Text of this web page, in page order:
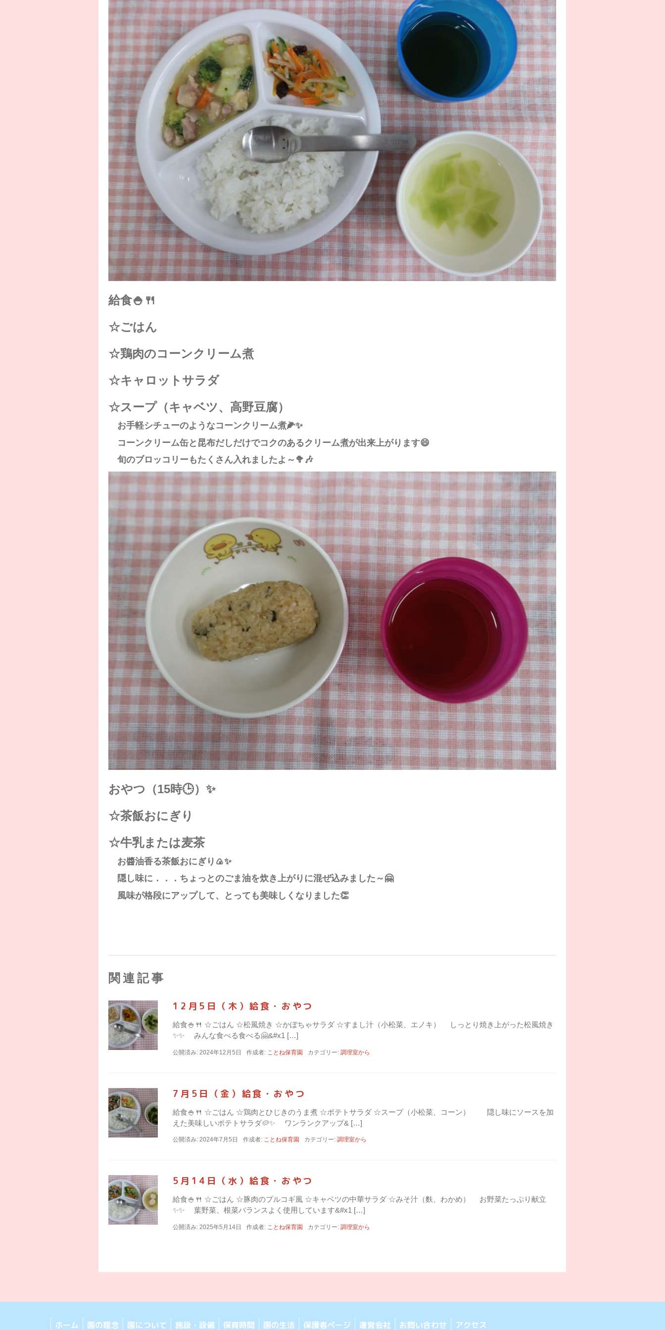
給食🍚🍴
☆ごはん
☆鶏肉のコーンクリーム煮
☆キャロットサラダ
☆スープ（キャベツ、高野豆腐）
お手軽シチューのようなコーンクリーム煮🌽✨
コーンクリーム缶と昆布だしだけでコクのあるクリーム煮が出来上がります😄
旬のブロッコリーもたくさん入れましたよ～🥦🎶
おやつ（15時🕒）✨
☆茶飯おにぎり
☆牛乳または麦茶
お醬油香る茶飯おにぎり🍙✨
隠し味に．．．ちょっとのごま油を炊き上がりに混ぜ込みました～🤗
風味が格段にアップして、とっても美味しくなりました👏
関連記事
12月5日（木）給食・おやつ
給食🍚🍴 ☆ごはん ☆松風焼き ☆かぼちゃサラダ ☆すまし汁（小松菜、エノキ） しっとり焼き上がった松風焼き
✨✨ みんな食べる食べる🤗&#x1 […]
公開済み: 2024年12月5日 作成者: ことね保育園 カテゴリー:調理室から
7月5日（金）給食・おやつ
給食🍚🍴 ☆ごはん ☆鶏肉とひじきのうま煮 ☆ポテトサラダ ☆スープ（小松菜、コーン） 隠し味にソースを加
えた美味しいポテトサラダ🥔✨ ワンランクアップ& […]
公開済み: 2024年7月5日 作成者: ことね保育園 カテゴリー:調理室から
5月14日（水）給食・おやつ
給食🍚🍴 ☆ごはん ☆豚肉のプルコギ風 ☆キャベツの中華サラダ ☆みそ汁（麩、わかめ） お野菜たっぷり献立
✨✨ 葉野菜、根菜バランスよく使用しています&#x1 […]
公開済み: 2025年5月14日 作成者: ことね保育園 カテゴリー:調理室から
ホーム 園の理念 園について 施設・設備 保育時間 園の生活 保護者ページ 運営会社 お問い合わせ アクセス